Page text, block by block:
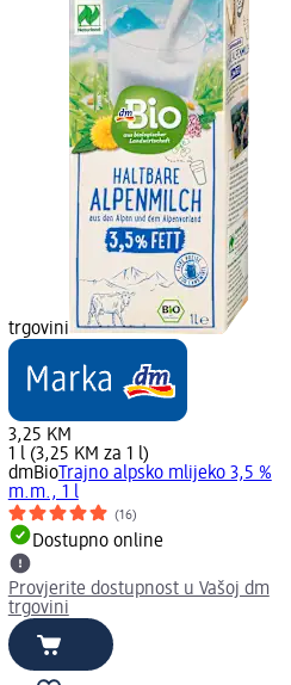
trgovini
3,25 KM
1 l (3,25 KM za 1 l)
dmBioTrajno alpsko mlijeko 3,5 %
m.m., 1 l
(16)
Dostupno online
Provjerite dostupnost u Vašoj dm
trgovini